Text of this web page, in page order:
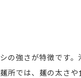
ピング例
の強さが特徴です
では、麺の太さや